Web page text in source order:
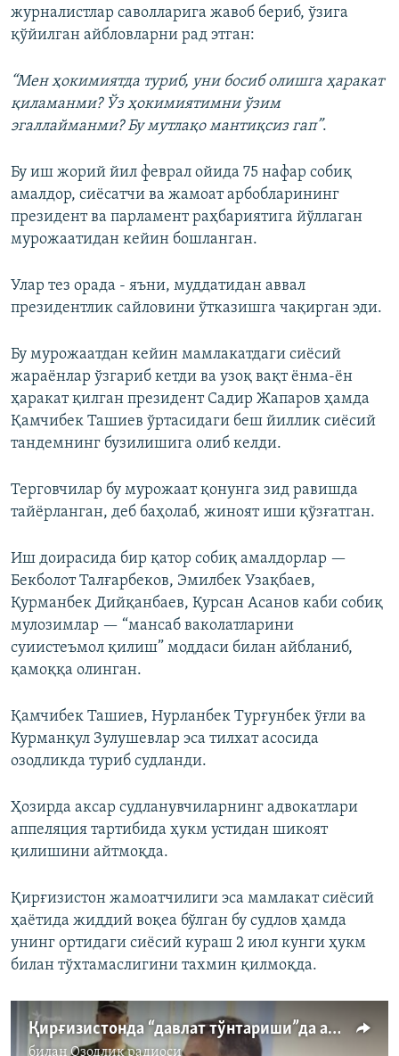
журналистлар саволларига жавоб бериб, ўзига
қўйилган айбловларни рад этган:
“Мен ҳокимиятда туриб, уни босиб олишга ҳаракат
қиламанми? Ўз ҳокимиятимни ўзим
эгаллайманми? Бу мутлақо мантиқсиз гап”.
Бу иш жорий йил феврал ойида 75 нафар собиқ
амалдор, сиёсатчи ва жамоат арбобларининг
президент ва парламент раҳбариятига йўллаган
мурожаатидан кейин бошланган.
Улар тез орада - яъни, муддатидан аввал
президентлик сайловини ўтказишга чақирган эди.
Бу мурожаатдан кейин мамлакатдаги сиёсий
жараёнлар ўзгариб кетди ва узоқ вақт ёнма-ён
ҳаракат қилган президент Садир Жапаров ҳамда
Қамчибек Ташиев ўртасидаги беш йиллик сиёсий
тандемнинг бузилишига олиб келди.
Терговчилар бу мурожаат қонунга зид равишда
тайёрланган, деб баҳолаб, жиноят иши қўзғатган.
Иш доирасида бир қатор собиқ амалдорлар —
Бекболот Талғарбеков, Эмилбек Узақбаев,
Қурманбек Дийқанбаев, Қурсан Асанов каби собиқ
мулозимлар — “мансаб ваколатларини
суиистеъмол қилиш” моддаси билан айбланиб,
қамоққа олинган.
Қамчибек Ташиев, Нурланбек Турғунбек ўғли ва
Курманқул Зулушевлар эса тилхат асосида
озодликда туриб судланди.
Ҳозирда аксар судланувчиларнинг адвокатлари
аппеляция тартибида ҳукм устидан шикоят
қилишини айтмоқда.
Қирғизистон жамоатчилиги эса мамлакат сиёсий
ҳаётида жиддий воқеа бўлган бу судлов ҳамда
унинг ортидаги сиёсий кураш 2 июл кунги ҳукм
билан тўхтамаслигини тахмин қилмоқда.
Қирғизистонда “давлат тўнтариши”да айбланган амалдорлар судланмоқда
билан Озодлик радиоси